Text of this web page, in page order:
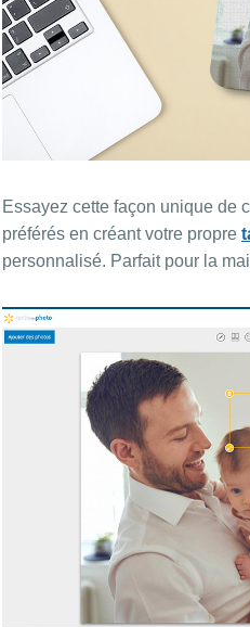
Essayez cette façon unique de
préférés en créant votre propre
personnalisé. Parfait pour la